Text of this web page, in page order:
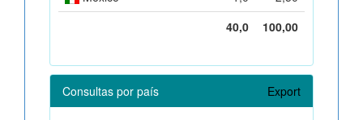
40,0
100,00
Consultas por país Export